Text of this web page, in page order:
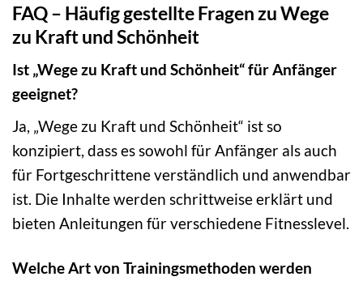
FAQ – Häufig gestellte Fragen zu Wege
zu Kraft und Schönheit
Ist „Wege zu Kraft und Schönheit“ für Anfänger
geeignet?
Ja, „Wege zu Kraft und Schönheit“ ist so
konzipiert, dass es sowohl für Anfänger als auch
für Fortgeschrittene verständlich und anwendbar
ist. Die Inhalte werden schrittweise erklärt und
bieten Anleitungen für verschiedene Fitnesslevel.
Welche Art von Trainingsmethoden werden